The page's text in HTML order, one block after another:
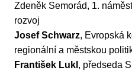
Zdeněk Semorád, 1.
rozvoj
Josef Schwarz, Evropská
regionální a městskou
František Lukl , předseda